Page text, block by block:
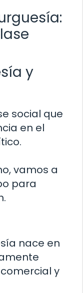
y
social que
en el
vamos a
para
nace en
y